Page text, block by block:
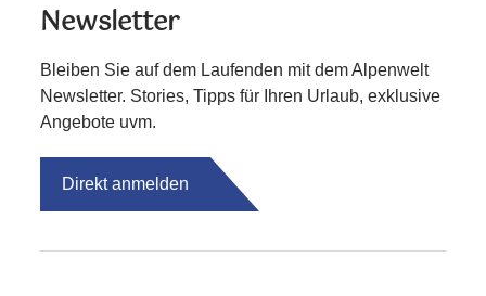
Newsletter
Bleiben Sie auf dem Laufenden mit dem Alpenwelt
Newsletter. Stories, Tipps für Ihren Urlaub, exklusive
Angebote uvm.
Direkt anmelden